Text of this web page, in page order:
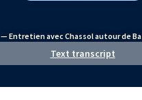
— Entretien avec Chassol autour de
Text transcript